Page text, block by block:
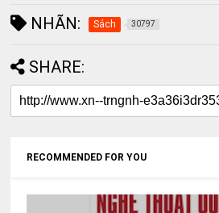
NHÃN: Sách 30797
SHARE:
RECOMMENDED FOR YOU